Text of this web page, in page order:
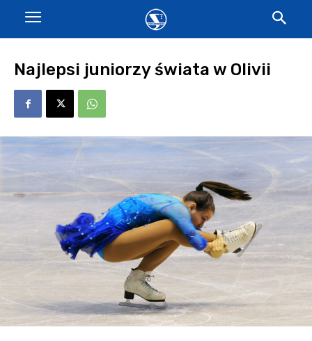
Najlepsi juniorzy świata w Olivii